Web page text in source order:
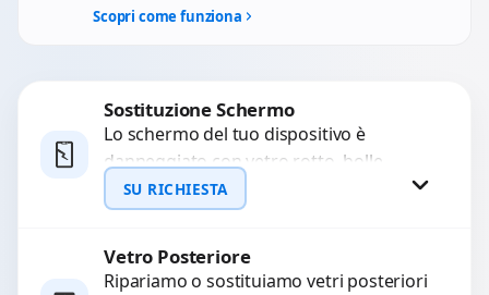
Scopri come funziona
Sostituzione Schermo
Lo schermo del tuo dispositivo è
danneggiato con vetro rotto, bolle,
macchie, schermo nero o pixel morti?
Sostituiamo schermi completi...
SU RICHIESTA
Richiedi Preventivo
Vetro Posteriore
Ripariamo o sostituiamo vetri posteriori